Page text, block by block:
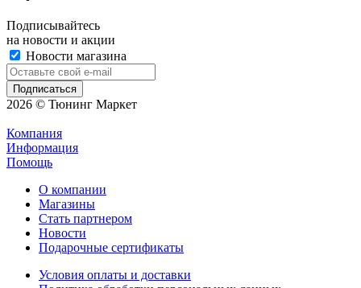
Подписывайтесь
на новости и акции
Новости магазина
2026 © Тюнинг Маркет
Компания
Информация
Помощь
О компании
Магазины
Стать партнером
Новости
Подарочные сертификаты
Условия оплаты и доставки